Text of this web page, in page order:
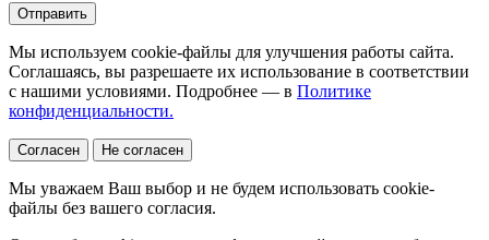
Отправить
Мы используем cookie-файлы для улучшения работы сайта.
Соглашаясь, вы разрешаете их использование в соответствии
с нашими условиями. Подробнее — в Политике
конфиденциальности.
Согласен Не согласен
Мы уважаем Ваш выбор и не будем использовать cookie-
файлы без вашего согласия.